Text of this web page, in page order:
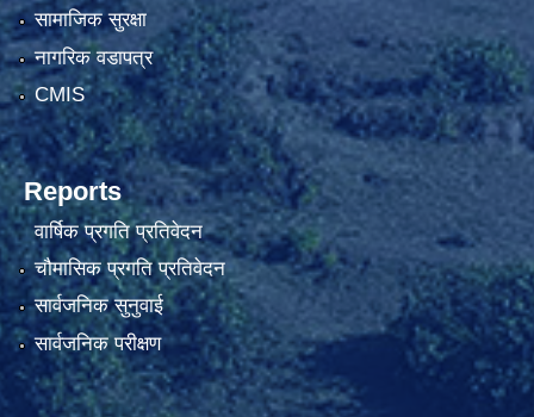
सामाजिक सुरक्षा
नागरिक वडापत्र
CMIS
Reports
वार्षिक प्रगति प्रतिवेदन
चौमासिक प्रगति प्रतिवेदन
सार्वजनिक सुनुवाई
सार्वजनिक परीक्षण